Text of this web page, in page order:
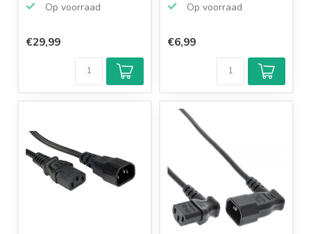
Op voorraad
€29,99
Op voorraad
€6,99